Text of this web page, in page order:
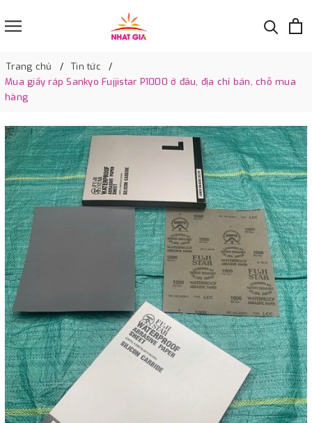
Trang chủ
Tin tức
Mua giấy ráp Sankyo Fujjistar P1000 ở đâu, địa chỉ bán, chỗ mua
hàng